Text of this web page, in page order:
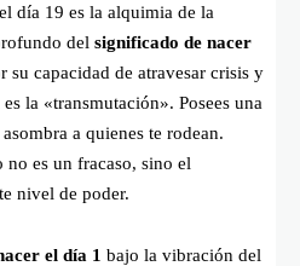
día 19 es la alquimia de la
del significado de nacer
su capacidad de atravesar crisis y
la «transmutación». Posees una
a quienes te rodean.
no es un fracaso, sino el
nivel de poder.
el día 1 bajo la vibración del